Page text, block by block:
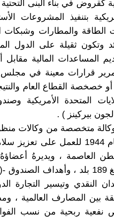
في بناء البنى التحتية
بتنفيذ المشروعات
الطاقة والمطارات وشبكات
وتكون ثقيلة على الدول
المساعدات المالية
قرارات معينة في مجلس
خصخصة القطاع العام
المتحدة الأمريكية
لجون بيركينز ) .
متخصصة من وكالات
بموجب معاهدة دولية عام 1944
العاصمة ، ويديرهُ أعضاؤهُ
العالم تقريباً بعددهم البالغ 189
النقدي وتيسير التجارة
بين المصارف العالمية ،
ربحية من نسب